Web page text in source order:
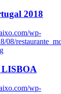
2018
wp-
08/
wp-